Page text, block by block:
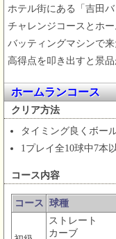
ホテル街にある「吉田
チャレンジコースとホ
バッティングマシンで
高得点を叩き出すと景品
ホームランコース
クリア方法
タイミング良くボー
1プレイ全10球中7本
コース内容
コース 球種
ストレート
カーブ